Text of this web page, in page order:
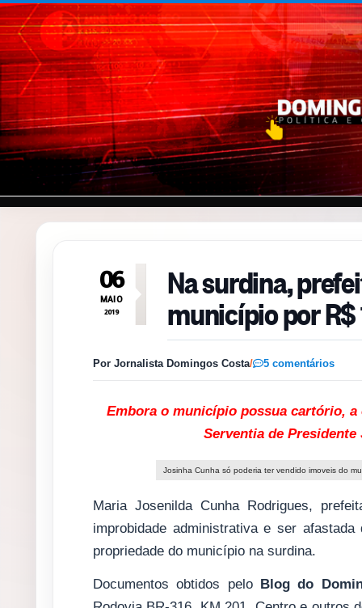
Pular para o conteúdo
06
MAIO
2019
Na surdina,
município por R$
Por Jornalista Domingos Costa/ 5 comentários
Embora o município possua cartório,
Serventia de
Josinha Cunha só poderia ter vendido imoveis do
Maria Josenilda Cunha Rodrigues,
improbidade administrativa e ser
propriedade do município na surdina.
Documentos obtidos pelo Blog do